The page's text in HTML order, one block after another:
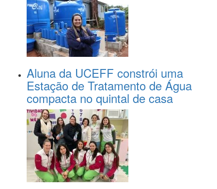
Aluna da UCEFF constrói uma
Estação de Tratamento de Água
compacta no quintal de casa